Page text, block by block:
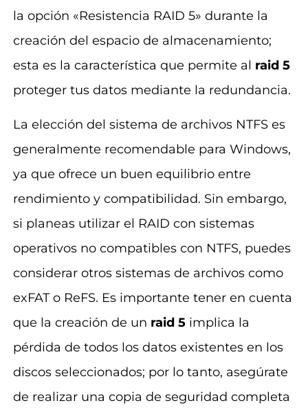
la opción «Resistencia RAID 5» durante la
creación del espacio de almacenamiento;
esta es la característica que permite al raid 5
proteger tus datos mediante la redundancia.
La elección del sistema de archivos NTFS es
generalmente recomendable para Windows,
ya que ofrece un buen equilibrio entre
rendimiento y compatibilidad. Sin embargo,
si planeas utilizar el RAID con sistemas
operativos no compatibles con NTFS, puedes
considerar otros sistemas de archivos como
exFAT o ReFS. Es importante tener en cuenta
que la creación de un raid 5implica la
pérdida de todos los datos existentes en los
discos seleccionados; por lo tanto, asegúrate
de realizar una copia de seguridad completa